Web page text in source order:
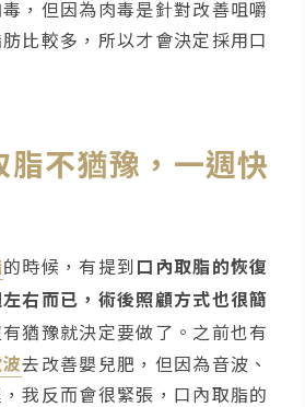
，但因為肉毒是針對改善咀嚼
比較多，所以才會決定採用口
脂不猶豫，一週快
的時候，有提到口內取脂的恢復
右而已，術後照顧方式也很簡
猶豫就決定要做了。之前也有
去改善嬰兒肥，但因為音波、
我反而會很緊張，口內取脂的